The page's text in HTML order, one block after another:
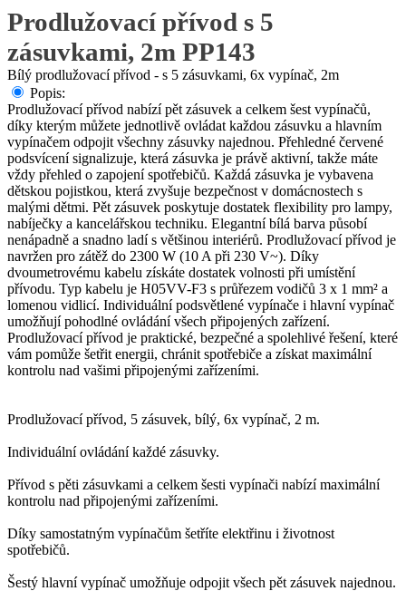
Prodlužovací přívod s 5
zásuvkami, 2m PP143
Bílý prodlužovací přívod - s 5 zásuvkami, 6x vypínač, 2m
Popis:
Prodlužovací přívod nabízí pět zásuvek a celkem šest vypínačů,
díky kterým můžete jednotlivě ovládat každou zásuvku a hlavním
vypínačem odpojit všechny zásuvky najednou. Přehledné červené
podsvícení signalizuje, která zásuvka je právě aktivní, takže máte
vždy přehled o zapojení spotřebičů. Každá zásuvka je vybavena
dětskou pojistkou, která zvyšuje bezpečnost v domácnostech s
malými dětmi. Pět zásuvek poskytuje dostatek flexibility pro lampy,
nabíječky a kancelářskou techniku. Elegantní bílá barva působí
nenápadně a snadno ladí s většinou interiérů. Prodlužovací přívod je
navržen pro zátěž do 2300 W (10 A při 230 V~). Díky
dvoumetrovému kabelu získáte dostatek volnosti při umístění
přívodu. Typ kabelu je H05VV-F3 s průřezem vodičů 3 x 1 mm² a
lomenou vidlicí. Individuální podsvětlené vypínače i hlavní vypínač
umožňují pohodlné ovládání všech připojených zařízení.
Prodlužovací přívod je praktické, bezpečné a spolehlivé řešení, které
vám pomůže šetřit energii, chránit spotřebiče a získat maximální
kontrolu nad vašimi připojenými zařízeními.
Prodlužovací přívod, 5 zásuvek, bílý, 6x vypínač, 2 m.
Individuální ovládání každé zásuvky.
Přívod s pěti zásuvkami a celkem šesti vypínači nabízí maximální
kontrolu nad připojenými zařízeními.
Díky samostatným vypínačům šetříte elektřinu i životnost
spotřebičů.
Šestý hlavní vypínač umožňuje odpojit všech pět zásuvek najednou.